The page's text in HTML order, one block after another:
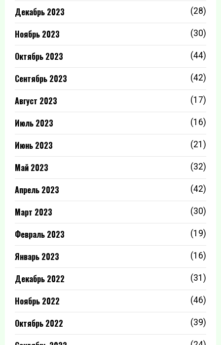
Декабрь 2023 (28)
Ноябрь 2023 (30)
Октябрь 2023 (44)
Сентябрь 2023 (42)
Август 2023 (17)
Июль 2023 (16)
Июнь 2023 (21)
Май 2023 (32)
Апрель 2023 (42)
Март 2023 (30)
Февраль 2023 (19)
Январь 2023 (16)
Декабрь 2022 (31)
Ноябрь 2022 (46)
Октябрь 2022 (39)